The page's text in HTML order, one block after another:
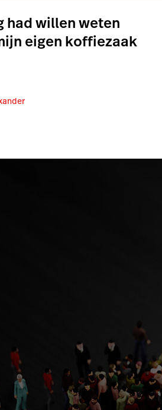
had willen weten
eigen koffiezaak